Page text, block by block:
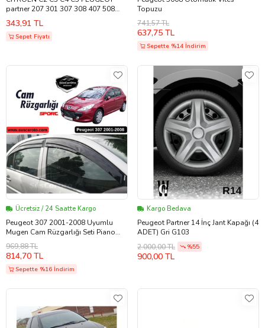
partner 207 301 307 308 407 508
3008 5008 VİTES TOPUZU Krom
Topuz - 301 C-Elysee Körük
343,91 TL
Sepet Fiyatı
Topuzu
741,57 TL
637,75 TL
Sepette %14 İndirim
Ücretsiz / 24 Saatte Kargo
Peugeot 307 2001-2008 Uyumlu
Mugen Cam Rüzgarlığı Seti Piano
Black 4'lü İthal
969,88 TL
814,70 TL
Sepette %16 İndirim
Kargo Bedava
Peugeot Partner 14 İnç Jant Kapağı (4
ADET) Gri G103
2.000,00 TL
%55
900,00 TL